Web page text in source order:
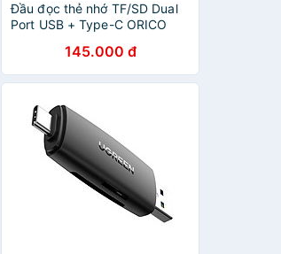
Đầu đọc thẻ nhớ TF/SD Dual
Port USB + Type-C ORICO
145.000 đ